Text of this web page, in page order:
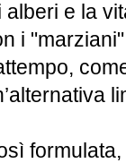
alberi e la
i